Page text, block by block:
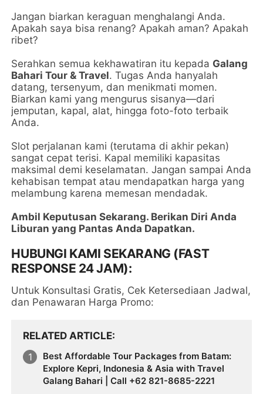
Jangan biarkan keraguan menghalangi Anda.
Apakah saya bisa renang? Apakah aman? Apakah
ribet?
Serahkan semua kekhawatiran itu kepada Galang
Bahari Tour & Travel. Tugas Anda hanyalah
datang, tersenyum, dan menikmati momen.
Biarkan kami yang mengurus sisanya—dari
jemputan, kapal, alat, hingga foto-foto terbaik
Anda.
Slot perjalanan kami (terutama di akhir pekan)
sangat cepat terisi. Kapal memiliki kapasitas
maksimal demi keselamatan. Jangan sampai Anda
kehabisan tempat atau mendapatkan harga yang
melambung karena memesan mendadak.
Ambil Keputusan Sekarang. Berikan Diri Anda
Liburan yang Pantas Anda Dapatkan.
HUBUNGI KAMI SEKARANG (FAST
RESPONSE 24 JAM):
Untuk Konsultasi Gratis, Cek Ketersediaan Jadwal,
dan Penawaran Harga Promo:
RELATED ARTICLE
Best Affordable Tour Packages from Batam:
Explore Kepri, Indonesia & Asia with Travel
Galang Bahari | Call +62 821-8685-2221